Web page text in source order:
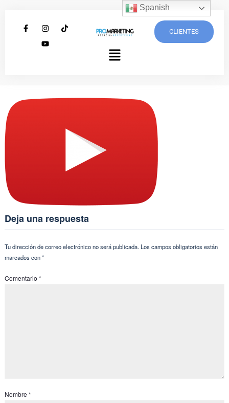
CLIENTES
Deja una respuesta
Tu dirección de correo electrónico no será publicada. Los campos obligatorios están
marcados con*
Comentario *
Nombre *
Spanish